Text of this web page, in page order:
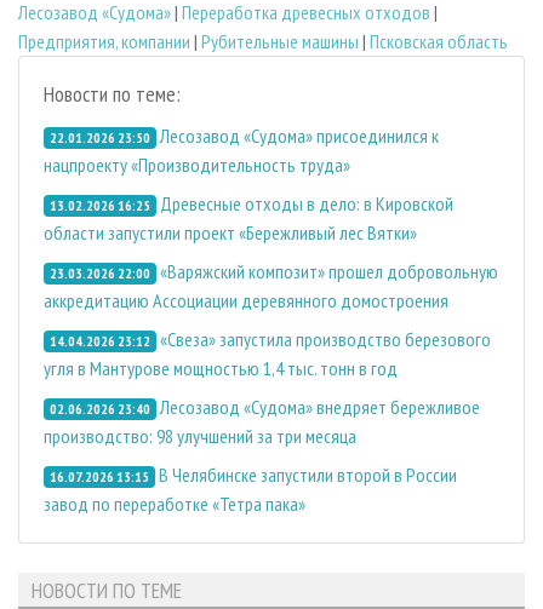
Лесозавод «Судома»| Переработка древесных отходов |
Предприятия, компании | Рубительные машины | Псковская область
Новости по теме:
22.01.2026 23:50 Лесозавод «Судома» присоединился к
нацпроекту «Производительность труда»
13.02.2026 16:25
Древесные отходы в дело: в Кировской
области запустили проект «Бережливый лес Вятки»
23.03.2026 22:00 «Варяжский композит» прошел добровольную
аккредитацию Ассоциации деревянного домостроения
14.04.2026 23:12 «Свеза» запустила производство березового
угля в Мантурове мощностью 1,4 тыс. тонн в год
02.06.2026 23:40 Лесозавод «Судома» внедряет бережливое
производство: 98 улучшений за три месяца
16.07.2026 13:15 В Челябинске запустили второй в России
завод по переработке «Тетра пака»
НОВОСТИ ПО ТЕМЕ